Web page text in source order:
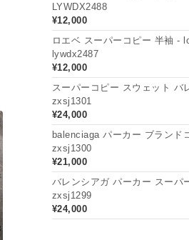
LYWDX2488
¥12,000
ロエベ スーパーコピー 半袖 -
lywdx2487
¥12,000
スーパーコピー スウェット バ
zxsj1301
¥24,000
balenciaga パーカー ブランド
zxsj1300
¥21,000
バレンシアガ パーカー スーパ
zxsj1299
¥24,000